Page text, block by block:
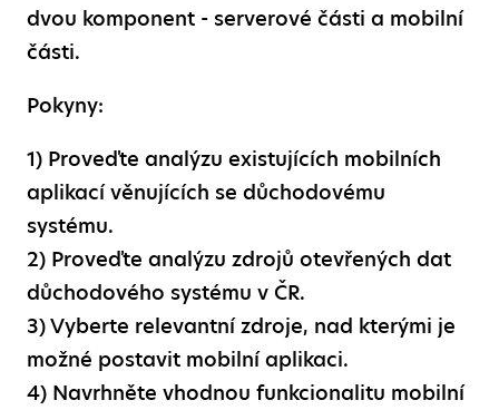
dvou komponent - serverové části a mobilní
části.
Pokyny:
1) Proveďte analýzu existujících mobilních
aplikací věnujících se důchodovému
systému.
2) Proveďte analýzu zdrojů otevřených dat
důchodového systému v ČR.
3) Vyberte relevantní zdroje, nad kterými je
možné postavit mobilní aplikaci.
4) Navrhněte vhodnou funkcionalitu mobilní